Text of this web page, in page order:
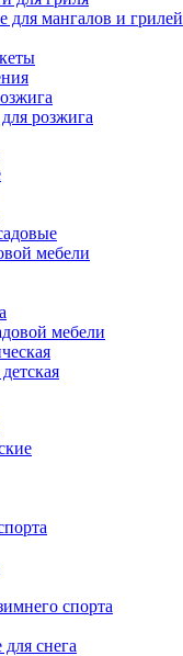
мангалов и грилей
розжига
мебели
мебели
спорта
снега